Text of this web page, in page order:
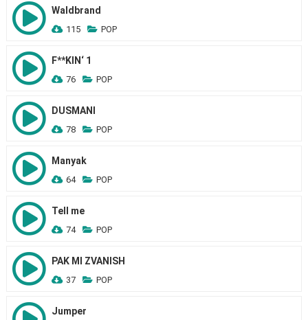
Waldbrand
115 POP
F**KIN‘ 1
76 POP
DUSMANI
78 POP
Manyak
64 POP
Tell me
74 POP
PAK MI ZVANISH
37 POP
Jumper